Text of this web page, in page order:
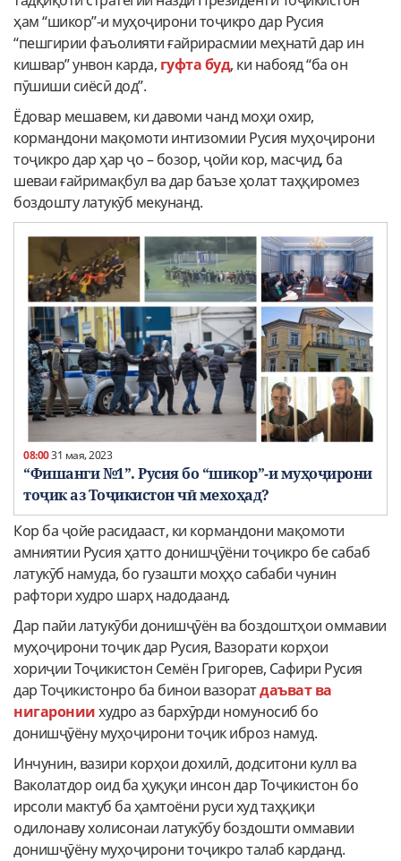
ҳам “шикор”-и муҳоҷирони тоҷикро дар Русия
“пешгирии фаъолияти ғайрирасмии меҳнатӣ дар ин
кишвар” унвон карда, гуфта буд, ки набояд “ба он
пӯшиши сиёсӣ дод”.
Ёдовар мешавем, ки давоми чанд моҳи охир,
кормандони мақомоти интизомии Русия муҳоҷирони
тоҷикро дар ҳар ҷо – бозор, ҷойи кор, масҷид, ба
шеваи ғайримақбул ва дар баъзе ҳолат таҳқиромез
боздошту латукӯб мекунанд.
08:0031 мая, 2023
“Фишанги №1”. Русия бо “шикор”-и муҳоҷирони
тоҷик аз Тоҷикистон чӣ мехоҳад?
Кор ба ҷойе расидааст, ки кормандони мақомоти
амниятии Русия ҳатто донишҷӯёни тоҷикро бе сабаб
латукӯб намуда, бо гузашти моҳҳо сабаби чунин
рафтори худро шарҳ надодаанд.
Дар пайи латукӯби донишҷӯён ва боздоштҳои оммавии
муҳоҷирони тоҷик дар Русия, Вазорати корҳои
хориҷии Тоҷикистон Семён Григорев, Сафири Русия
дар Тоҷикистонро ба бинои вазоратдаъват ва
нигарониихудро аз бархӯрди номуносиб бо
донишҷӯёну муҳоҷирони тоҷик иброз намуд.
Инчунин, вазири корҳои дохилӣ, додситони кулл ва
Ваколатдор оид ба ҳуқуқи инсон дар Тоҷикистон бо
ирсоли мактуб ба ҳамтоёни руси худ таҳқиқи
одилонаву холисонаи латукӯбу боздошти оммавии
донишҷӯёну муҳоҷирони тоҷикро талаб карданд.